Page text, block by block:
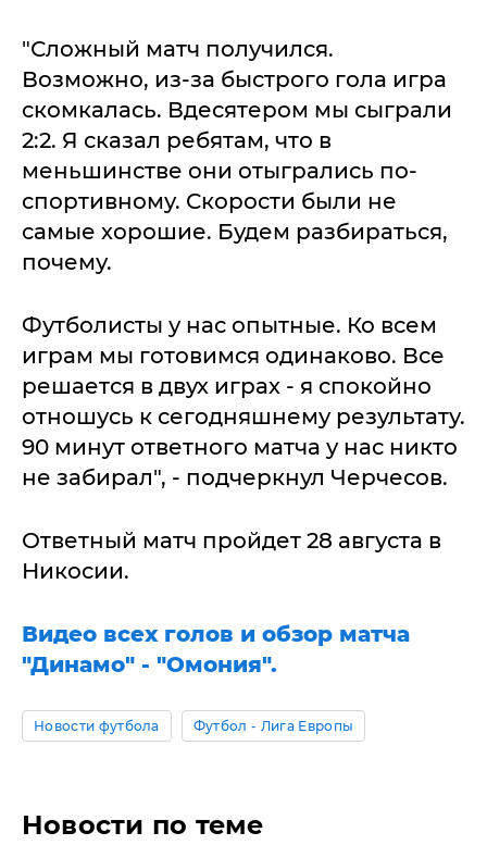
"Сложный матч получился.
Возможно, из-за быстрого гола игра
скомкалась. Вдесятером мы сыграли
2:2. Я сказал ребятам, что в
меньшинстве они отыгрались по-
спортивному. Скорости были не
самые хорошие. Будем разбираться,
почему.
Футболисты у нас опытные. Ко всем
играм мы готовимся одинаково. Все
решается в двух играх - я спокойно
отношусь к сегодняшнему результату.
90 минут ответного матча у нас никто
не забирал", - подчеркнул Черчесов.
Ответный матч пройдет 28 августа в
Никосии.
Видео всех голов и обзор матча
"Динамо" - "Омония".
Новости футбола Футбол - Лига Европы
Новости по теме